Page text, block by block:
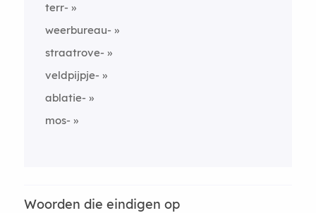
terr-
weerbureau-
straatrove-
veldpijpje-
ablatie-
mos-
Woorden die eindigen op